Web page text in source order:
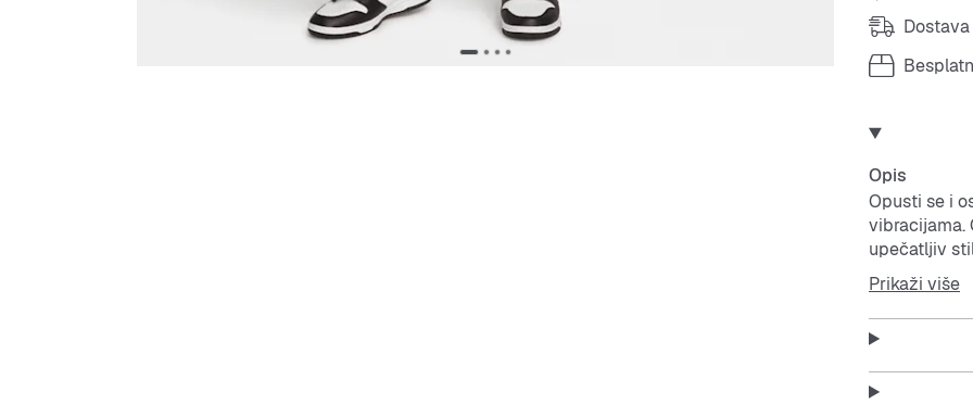
Opis
Opusti se i
vibracijama.
upečatljiv
produženog
Flis je super
topao i
Produženi
strukturu.
Prikaži više